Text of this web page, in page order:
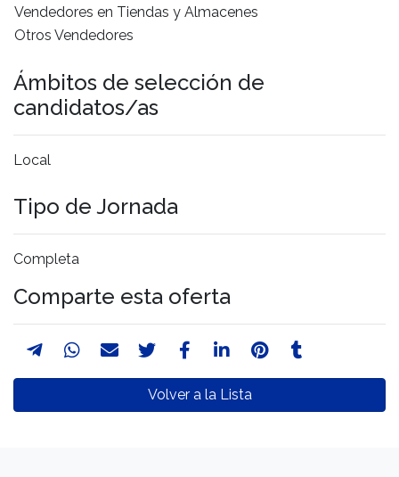
Vendedores en Tiendas y Almacenes
Otros Vendedores
Ámbitos de selección de
candidatos/as
Local
Tipo de Jornada
Completa
Comparte esta oferta
Volver a la Lista